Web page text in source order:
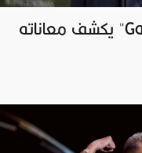
مؤلف "Game of Thrones" يكشف معاناته